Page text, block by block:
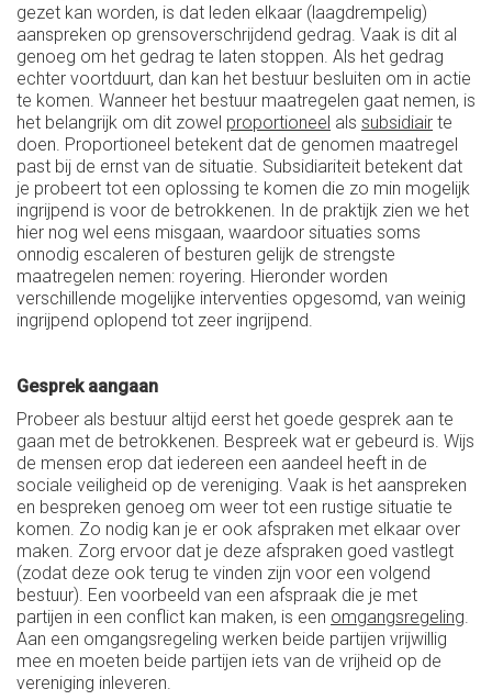
gezet kan worden, is dat leden elkaar (laagdrempelig)
aanspreken op grensoverschrijdend gedrag. Vaak is dit al
genoeg om het gedrag te laten stoppen. Als het gedrag
echter voortduurt, dan kan het bestuur besluiten om in actie
te komen. Wanneer het bestuur maatregelen gaat nemen, is
het belangrijk om dit zowel proportioneel als subsidiair te
doen. Proportioneel betekent dat de genomen maatregel
past bij de ernst van de situatie. Subsidiariteit betekent dat
je probeert tot een oplossing te komen die zo min mogelijk
ingrijpend is voor de betrokkenen. In de praktijk zien we het
hier nog wel eens misgaan, waardoor situaties soms
onnodig escaleren of besturen gelijk de strengste
maatregelen nemen: royering. Hieronder worden
verschillende mogelijke interventies opgesomd, van weinig
ingrijpend oplopend tot zeer ingrijpend.
Gesprek aangaan
Probeer als bestuur altijd eerst het goede gesprek aan te
gaan met de betrokkenen. Bespreek wat er gebeurd is. Wijs
de mensen erop dat iedereen een aandeel heeft in de
sociale veiligheid op de vereniging. Vaak is het aanspreken
en bespreken genoeg om weer tot een rustige situatie te
komen. Zo nodig kan je er ook afspraken met elkaar over
maken. Zorg ervoor dat je deze afspraken goed vastlegt
(zodat deze ook terug te vinden zijn voor een volgend
bestuur). Een voorbeeld van een afspraak die je met
partijen in een conflict kan maken, is een omgangsregeling.
Aan een omgangsregeling werken beide partijen vrijwillig
mee en moeten beide partijen iets van de vrijheid op de
vereniging inleveren.